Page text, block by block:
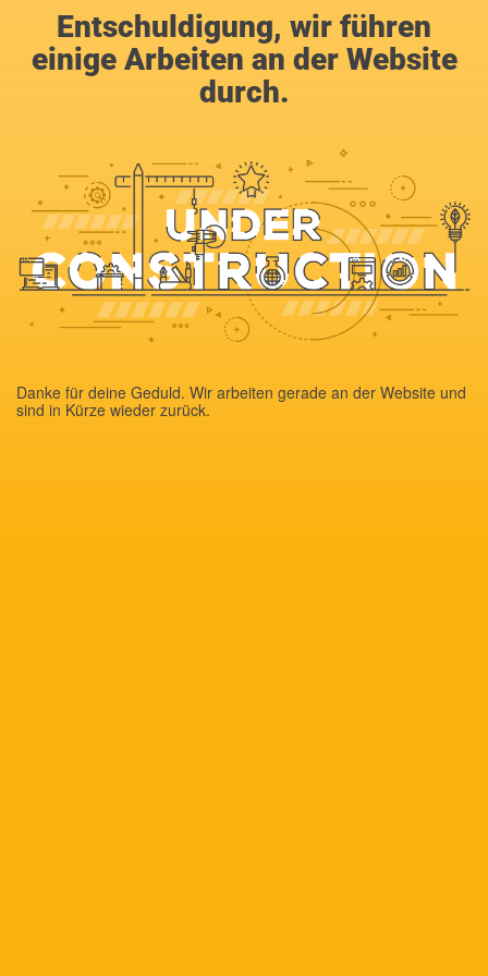
Entschuldigung, wir führen
einige Arbeiten an der Website
durch.
Danke für deine Geduld. Wir arbeiten gerade an der Website und
sind in Kürze wieder zurück.